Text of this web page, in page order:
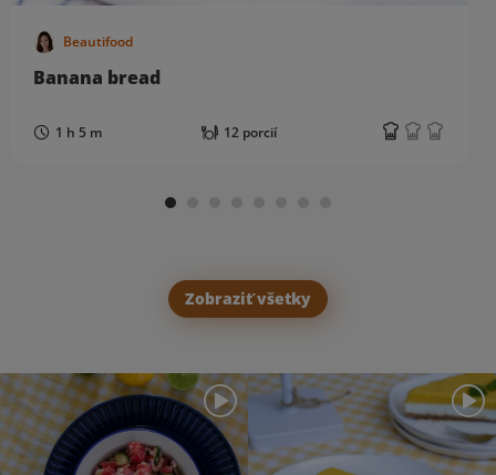
Beautifood
Banana bread
1 h 5 m 12 porcií
Zobraziť všetky